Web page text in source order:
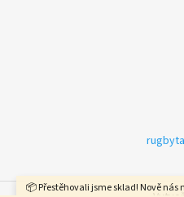
📦 Přestěhovali jsme sklad! Nově